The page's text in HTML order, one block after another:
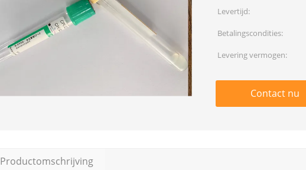
Levertijd:
Betalingscondities:
Levering vermogen:
Contact nu
Productomschrijving